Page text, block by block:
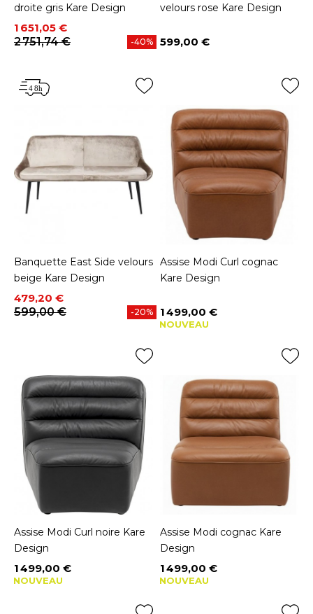
droite gris Kare Design
Prix
1 651,05 €
Prix de base
2 751,74 €
-40%
velours rose Kare Design
Prix
599,00 €
Banquette East Side velours
beige Kare Design
Prix
479,20 €
Prix de base
599,00 €
-20%
Assise Modi Curl cognac
Kare Design
Prix
1 499,00 €
NOUVEAU
Assise Modi Curl noire Kare
Design
Prix
1 499,00 €
NOUVEAU
Assise Modi cognac Kare
Design
Prix
1 499,00 €
NOUVEAU